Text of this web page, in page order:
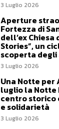
3 Luglio 2026
Aperture
Fortezza di
dell’ex Chiesa
Stories”, un
scoperta
3 Luglio 2026
Una Notte per
luglio la Notte
centro storico
e solidarietà
3 Luglio 2026